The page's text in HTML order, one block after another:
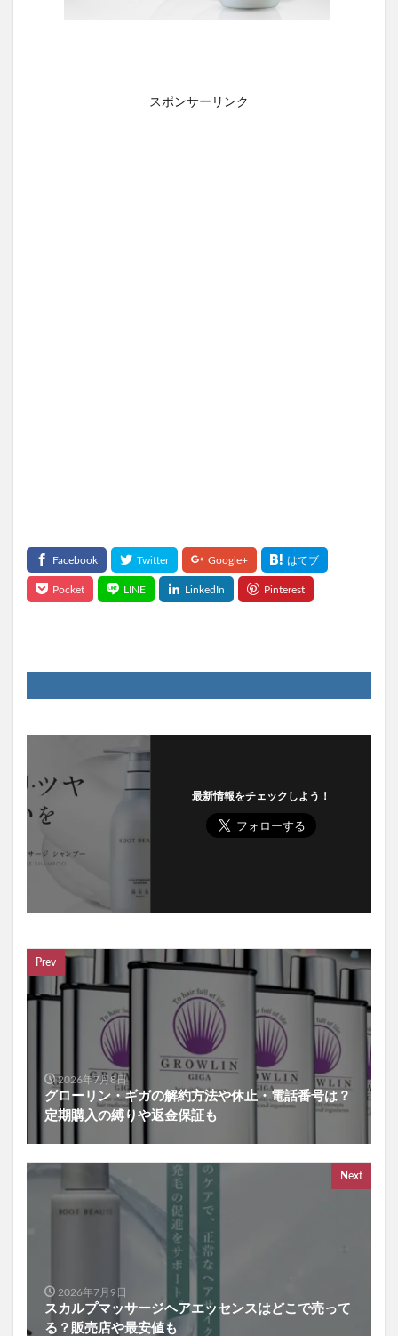
スポンサーリンク
最新情報をチェックしよう！
Prev
2026年7月8日
グローリン・ギガの解約方法や休止・電話番号は？
定期購入の縛りや返金保証も
Next
2026年7月9日
スカルプマッサージヘアエッセンスはどこで売って
る？販売店や最安値も